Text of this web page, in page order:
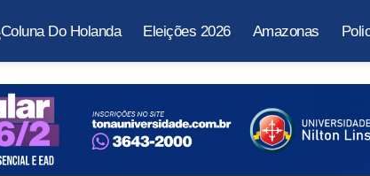
Coluna Do Holanda Eleições 2026 Amazonas